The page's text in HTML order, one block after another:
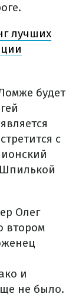
лучших
будет
с
Шпилькой
Олег
втором
и
не было.